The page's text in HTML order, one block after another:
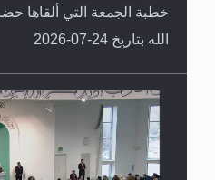
خطبة الجمعة التي ألقاها
الله بتاريخ 24-07-2026